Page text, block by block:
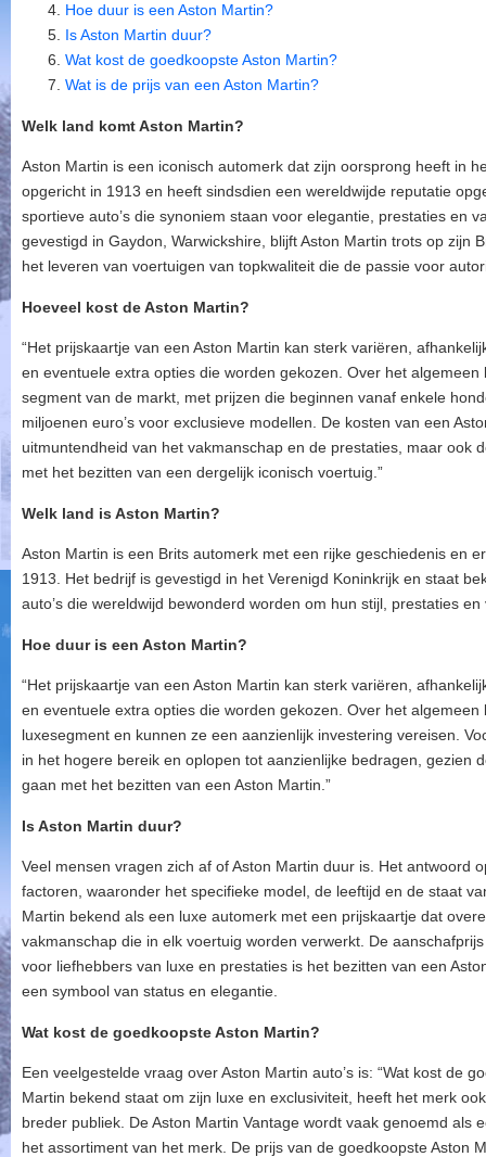
Hoe duur is een Aston Martin?
Is Aston Martin duur?
Wat kost de goedkoopste Aston Martin?
Wat is de prijs van een Aston Martin?
Welk land komt Aston Martin?
Aston Martin is een iconisch automerk dat zijn oorsprong heeft in
opgericht in 1913 en heeft sindsdien een wereldwijde reputatie
sportieve auto’s die synoniem staan voor elegantie, prestaties en
gevestigd in Gaydon, Warwickshire, blijft Aston Martin trots op zijn
het leveren van voertuigen van topkwaliteit die de passie voor
Hoeveel kost de Aston Martin?
“Het prijskaartje van een Aston Martin kan sterk variëren,
en eventuele extra opties die worden gekozen. Over het algemeen
segment van de markt, met prijzen die beginnen vanaf enkele
miljoenen euro’s voor exclusieve modellen. De kosten van een
uitmuntendheid van het vakmanschap en de prestaties, maar ook
met het bezitten van een dergelijk iconisch voertuig.”
Welk land is Aston Martin?
Aston Martin is een Brits automerk met een rijke geschiedenis en
1913. Het bedrijf is gevestigd in het Verenigd Koninkrijk en staat
auto’s die wereldwijd bewonderd worden om hun stijl, prestaties
Hoe duur is een Aston Martin?
“Het prijskaartje van een Aston Martin kan sterk variëren,
en eventuele extra opties die worden gekozen. Over het algemeen
luxesegment en kunnen ze een aanzienlijk investering vereisen.
in het hogere bereik en oplopen tot aanzienlijke bedragen, gezien
gaan met het bezitten van een Aston Martin.”
Is Aston Martin duur?
Veel mensen vragen zich af of Aston Martin duur is. Het antwoord
factoren, waaronder het specifieke model, de leeftijd en de staat
Martin bekend als een luxe automerk met een prijskaartje dat
vakmanschap die in elk voertuig worden verwerkt. De
voor liefhebbers van luxe en prestaties is het bezitten van een
een symbool van status en elegantie.
Wat kost de goedkoopste Aston Martin?
Een veelgestelde vraag over Aston Martin auto’s is: “Wat kost de
Martin bekend staat om zijn luxe en exclusiviteit, heeft het merk
breder publiek. De Aston Martin Vantage wordt vaak genoemd als
het assortiment van het merk. De prijs van de goedkoopste Aston